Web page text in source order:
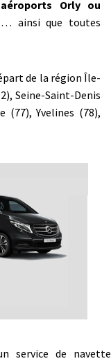
aéroports Orly ou
… ainsi que toutes
de la région Île-
Seine-Saint-Denis
(77), Yvelines (78),
service de navette